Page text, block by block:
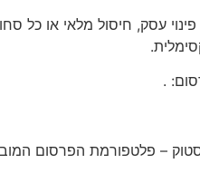
פינוי עסק, חיסול מלאי או כל
.
– פלטפורמת הפרסום